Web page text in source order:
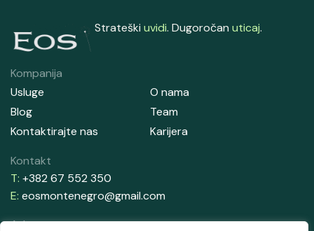
Strateški uvidi. Dugoročan uticaj.
Kompanija
Usluge
Blog
Kontaktirajte nas
O nama
Team
Karijera
Kontakt
T: +382 67 552 350
E: eosmontenegro@gmail.com
Adresa